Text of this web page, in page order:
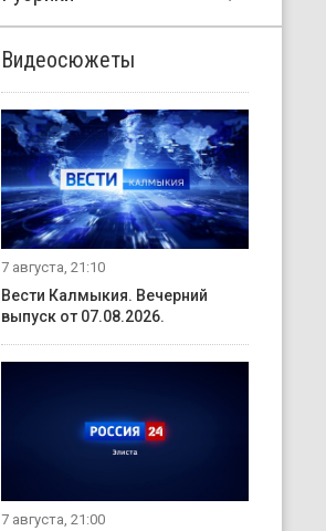
Видеосюжеты
7 августа, 21:10
Вести Калмыкия. Вечерний
выпуск от 07.08.2026.
7 августа, 21:00